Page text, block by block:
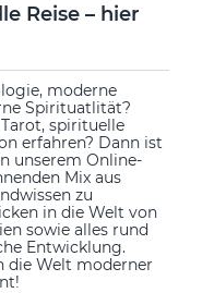
Reise – hier
moderne
Spirituatlität?
spirituelle
erfahren? Dann ist
unserem Online-
Mix aus
zu
in die Welt von
sowie alles rund
Entwicklung.
die Welt moderner